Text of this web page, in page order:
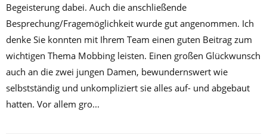
Begeisterung dabei. Auch die anschließende
Besprechung/Fragemöglichkeit wurde gut angenommen. Ich
denke Sie konnten mit Ihrem Team einen guten Beitrag zum
wichtigen Thema Mobbing leisten. Einen großen Glückwunsch
auch an die zwei jungen Damen, bewundernswert wie
selbstständig und unkompliziert sie alles auf- und abgebaut
hatten. Vor allem gro...